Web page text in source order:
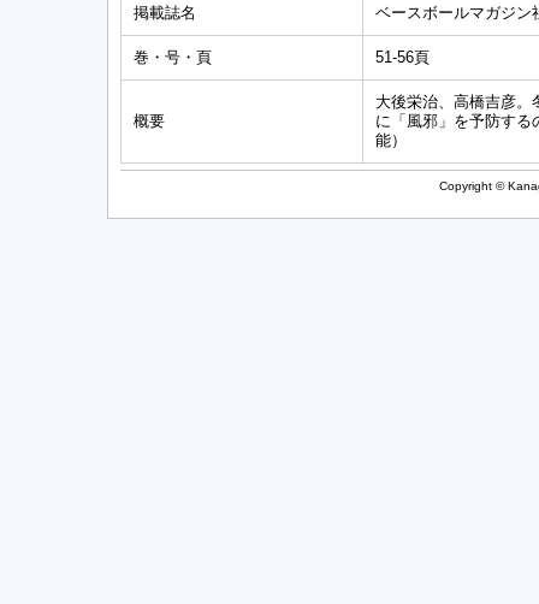
掲載誌名 ベースボールマガジン
巻・号・頁 51-56頁
概要
大後栄治、高橋吉彦
に「風邪」を予防する
能）
Copyright ©